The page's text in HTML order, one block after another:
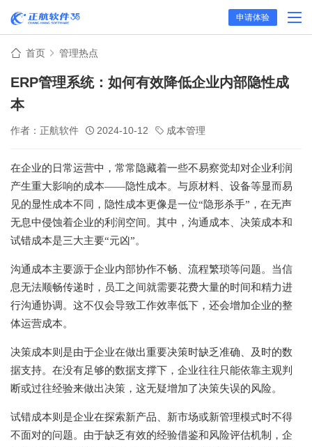
申请体验
首页 管理热点
ERP管理系统：如何有效降低企业内部隐性成
本
作者：正航软件 2024-10-12 成本管理
在企业的日常运营中，常常隐藏着一些不易察觉却对企业利润
产生重大影响的成本——隐性成本。与原材料、设备等显而易
见的显性成本不同，隐性成本更像是一位“隐形杀手”，在无声
无息中侵蚀着企业的利润空间。其中，沟通成本、决策成本和
试错成本是三大主要“元凶”。
沟通成本主要源于企业内部协作不畅、流程繁琐等问题。当信
息无法顺畅传递时，员工之间就需要花费大量的时间和精力进
行沟通协调。这不仅会导致工作效率低下，还会增加企业的整
体运营成本。
决策成本则是由于企业在做出重要决策时缺乏准确、及时的数
据支持。在没有足够的数据支撑下，企业往往只能依靠主观判
断或过往经验来做出决策，这无疑增加了决策失误的风险。
试错成本则是企业在探索新产品、新市场或新管理模式时不得
不面对的问题。由于缺乏有效的经验借鉴和风险评估机制，企